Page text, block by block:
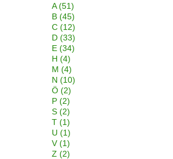
A(51)
B (45)
C (12)
D (33)
E (34)
H (4)
M (4)
N (10)
Ö (2)
P (2)
S (2)
T (1)
U (1)
V(1)
Z (2)